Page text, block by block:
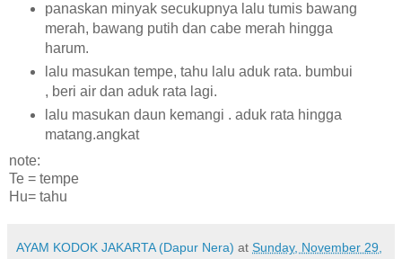
panaskan minyak secukupnya lalu tumis bawang
merah, bawang putih dan cabe merah hingga
harum.
lalu masukan tempe, tahu lalu aduk rata. bumbui
, beri air dan aduk rata lagi.
lalu masukan daun kemangi . aduk rata hingga
matang.angkat
note:
Te = tempe
Hu= tahu
AYAM KODOK JAKARTA (Dapur Nera) at Sunday, November 29,